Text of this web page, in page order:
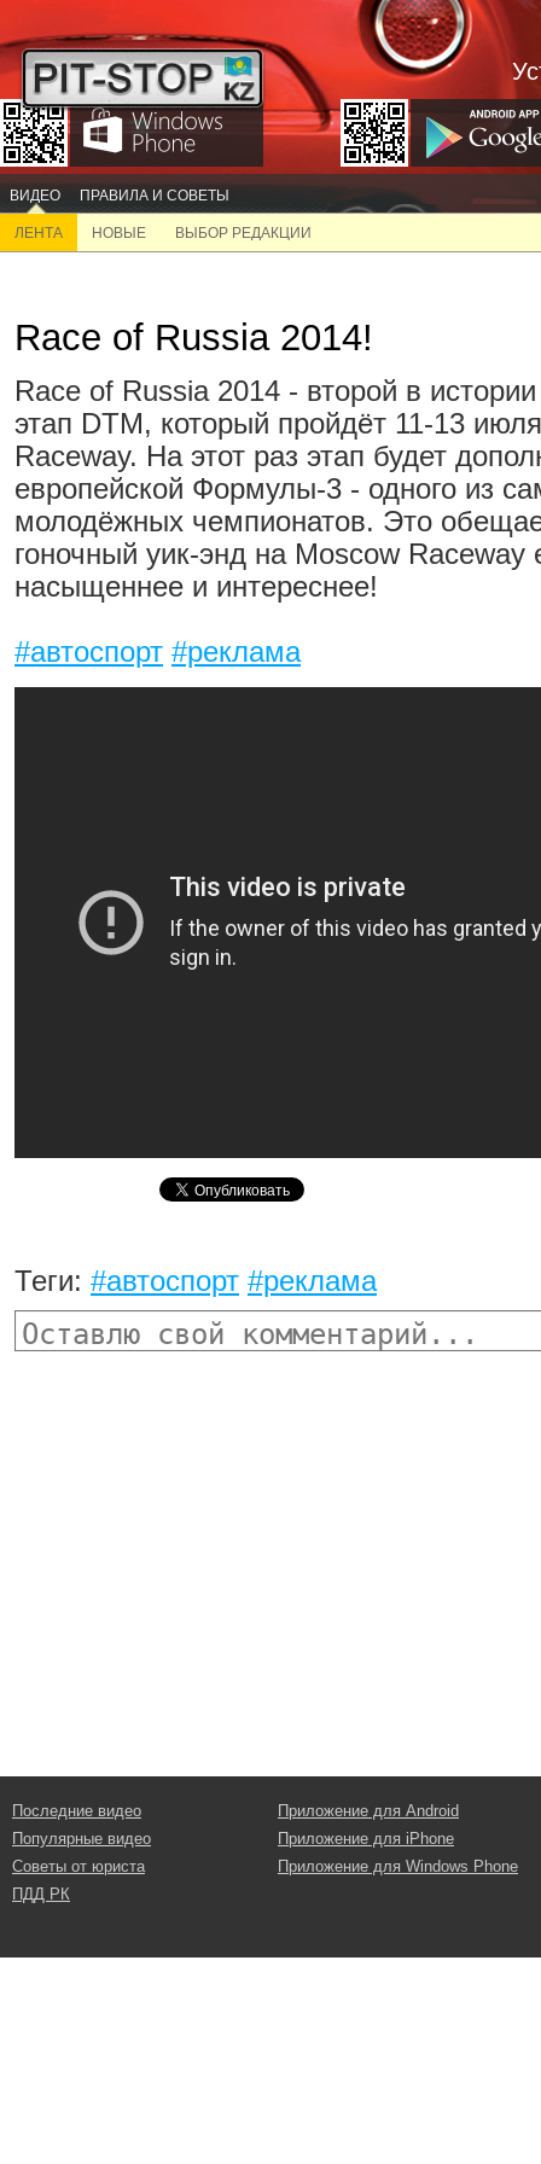
ВИДЕО ПРАВИЛА И СОВЕТЫ
ЛЕНТА НОВЫЕ ВЫБОР РЕДАКЦИИ
Race of Russia 2014!
Race of Russia 2014 - второй в
этап DTM, который пройдёт 11-13
Raceway. На этот раз этап будет
европейской Формулы-3 - одного из
молодёжных чемпионатов. Это
гоночный уик-энд на Moscow Raceway
насыщеннее и интереснее!
#автоспорт #реклама
Теги: #автоспорт #реклама
Последние видео
Популярные видео
Советы от юриста
ПДД РК
Приложение для Android
Приложение для iPhone
Приложение для Windows Phone